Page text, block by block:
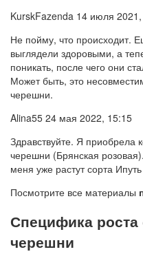
KurskFazenda 14 июля
Не пойму, что происходит.
выглядели здоровыми, а
поникать, после чего они
Может быть, это
черешни.
Alina55 24 мая 2022, 15:15
Здравствуйте. Я приобрела
черешни (Брянская
меня уже растут сорта
Посмотрите все материалы
Специфика
черешни